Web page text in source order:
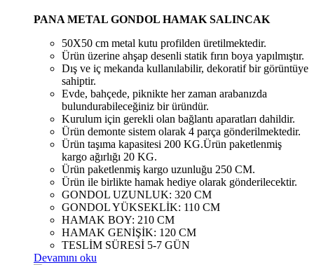
PANA METAL GONDOL HAMAK SALINCAK
50X50 cm metal kutu profilden üretilmektedir.
Ürün üzerine ahşap desenli statik fırın boya yapılmıştır.
Dış ve iç mekanda kullanılabilir, dekoratif bir görüntüye
sahiptir.
Evde, bahçede, piknikte her zaman arabanızda
bulundurabileceğiniz bir üründür.
Kurulum için gerekli olan bağlantı aparatları dahildir.
Ürün demonte sistem olarak 4 parça gönderilmektedir.
Ürün taşıma kapasitesi 200 KG.Ürün paketlenmiş
kargo ağırlığı 20 KG.
Ürün paketlenmiş kargo uzunluğu 250 CM.
Ürün ile birlikte hamak hediye olarak gönderilecektir.
GONDOL UZUNLUK: 320 CM
GONDOL YÜKSEKLİK: 110 CM
HAMAK BOY: 210 CM
HAMAK GENİŞİK: 120 CM
TESLİM SÜRESİ 5-7 GÜN
Devamını oku